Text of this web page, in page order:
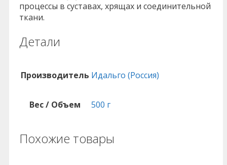
процессы в суставах, хрящах и соединительной
ткани.
Детали
Производитель Идальго (Россия)
Вес / Объем 500 г
Похожие товары